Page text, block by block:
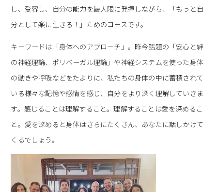
し、受容し、自分の能力を最大限に発揮しながら、「もっと自
分として楽に生きる！」ためのコースです。
キーワードは「身体へのアプローチ」。昨今話題の「安心と絆
の神経理論、ポリベーガル理論」や神経システムを使った身体
の動きや呼吸などをたよりに、私たちの身体の中に蓄積されて
いる様々な記憶や感情を感じ、自分をより深く理解していきま
す。感じることは理解すること。理解することは愛を深めるこ
と。愛を深めると身体はさらにたくさん、あなたに話しかけて
くるでしょう。